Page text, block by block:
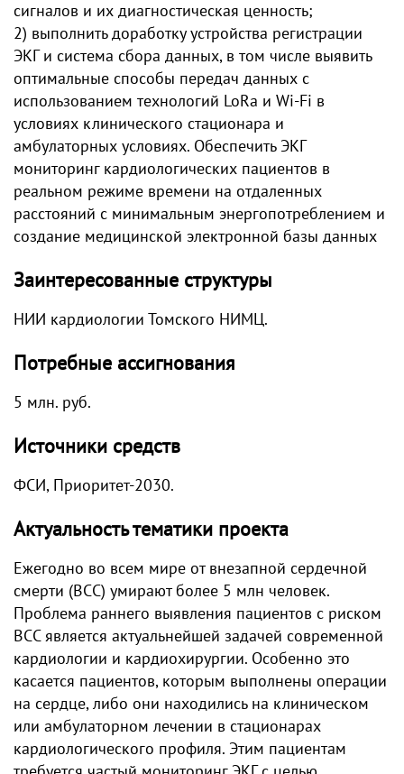
сигналов и их диагностическая ценность;
2) выполнить доработку устройства регистрации
ЭКГ и система сбора данных, в том числе выявить
оптимальные способы передач данных с
использованием технологий LoRa и Wi-Fi в
условиях клинического стационара и
амбулаторных условиях. Обеспечить ЭКГ
мониторинг кардиологических пациентов в
реальном режиме времени на отдаленных
расстояний с минимальным энергопотреблением и
создание медицинской электронной базы данных
Заинтересованные структуры
НИИ кардиологии Томского НИМЦ.
Потребные ассигнования
5 млн. руб.
Источники средств
ФСИ, Приоритет-2030.
Актуальность тематики проекта
Ежегодно во всем мире от внезапной сердечной
смерти (ВСС) умирают более 5 млн человек.
Проблема раннего выявления пациентов с риском
ВСС является актуальнейшей задачей современной
кардиологии и кардиохирургии. Особенно это
касается пациентов, которым выполнены операции
на сердце, либо они находились на клиническом
или амбулаторном лечении в стационарах
кардиологического профиля. Этим пациентам